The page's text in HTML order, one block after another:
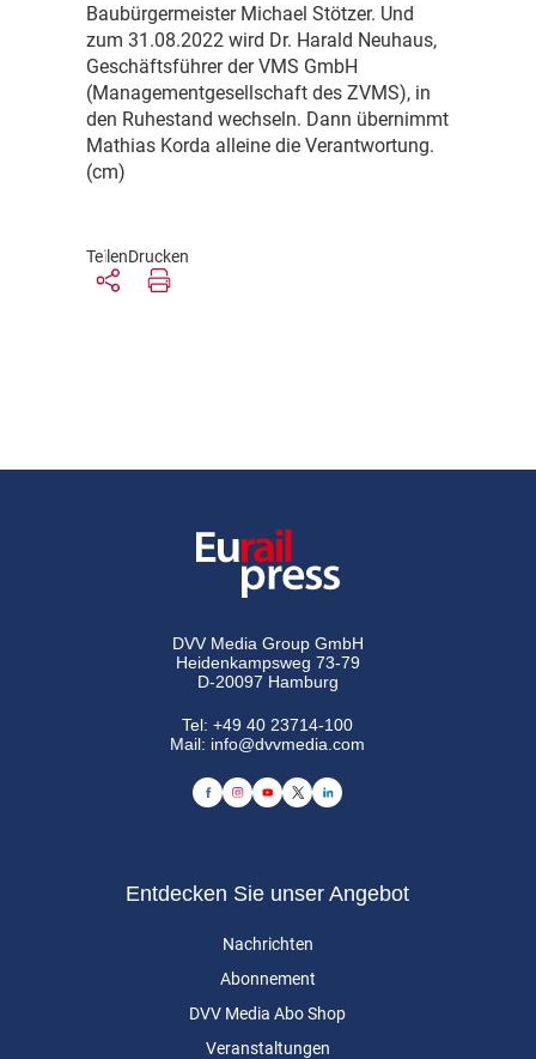
Baubürgermeister Michael Stötzer. Und
zum 31.08.2022 wird Dr. Harald Neuhaus,
Geschäftsführer der VMS GmbH
(Managementgesellschaft des ZVMS), in
den Ruhestand wechseln. Dann übernimmt
Mathias Korda alleine die Verantwortung.
(cm)
TeilenDrucken
DVV Media Group GmbH
Heidenkampsweg 73-79
D-20097 Hamburg
Tel:+49 40 23714-100
Mail: info@dvvmedia.com
Entdecken Sie unser Angebot
Nachrichten
Abonnement
DVV Media Abo Shop
Veranstaltungen